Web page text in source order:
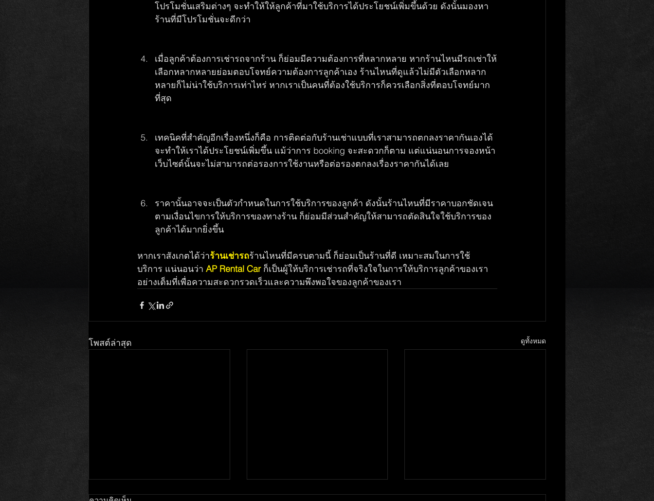
โปรโมชั่นเสริมต่างๆ จะทำให้ให้ลูกค้าที่มาใช้บริการได้ประโยชน์เพิ่มขึ้นด้วย ดังนั้นมองหา
ร้านที่มีโปรโมชั่นจะดีกว่า
เมื่อลูกค้าต้องการเช่ารถจากร้าน ก็ย่อมมีความต้องการที่หลากหลาย หากร้านไหนมีรถเช่าให้
เลือกหลากหลายย่อมตอบโจทย์ความต้องการลูกค้าเอง ร้านไหนที่ดูแล้วไม่มีตัวเลือกหลาก
หลายก็ไม่น่าใช้บริการเท่าไหร่ หากเราเป็นคนที่ต้องใช้บริการก็ควรเลือกสิ่งที่ตอบโจทย์มาก
ที่สุด
เทคนิคที่สำคัญอีกเรื่องหนึ่งก็คือ การติดต่อกับร้านเช่าแบบที่เราสามารถตกลงราคากันเองได้
จะทำให้เราได้ประโยชน์เพิ่มขึ้น แม้ว่าการ booking จะสะดวกก็ตาม แต่แน่นอนการจองหน้า
เว็บไซต์นั้นจะไม่สามารถต่อรองการใช้งานหรือต่อรองตกลงเรื่องราคากันได้เลย
ราคานั้นอาจจะเป็นตัวกำหนดในการใช้บริการของลูกค้า ดังนั้นร้านไหนที่มีราคาบอกชัดเจน
ตามเงื่อนไขการให้บริการของทางร้าน ก็ย่อมมีส่วนสำคัญให้สามารถตัดสินใจใช้บริการของ
ลูกค้าได้มากยิ่งขึ้น
หากเราสังเกตได้ว่าร้านเช่ารถร้านไหนที่มีครบตามนี้ ก็ย่อมเป็นร้านที่ดี เหมาะสมในการใช้
บริการ แน่นอนว่า AP Rental Car ก็เป็นผู้ให้บริการเช่ารถที่จริงใจในการให้บริการลูกค้าของเรา
อย่างเต็มที่เพื่อความสะดวกรวดเร็วและความพึงพอใจของลูกค้าของเรา
โพสต์ล่าสุด ดูทั้งหมด